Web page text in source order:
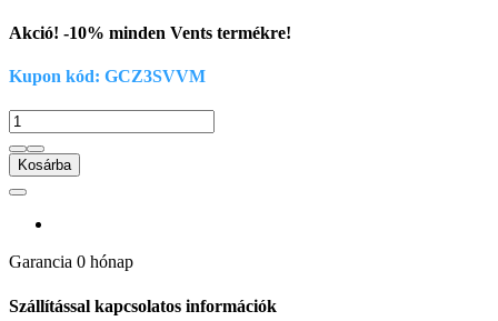
Akció! -10% minden Vents termékre!
Kupon kód: GCZ3SVVM
Kosárba
Garancia 0 hónap
Szállítással kapcsolatos információk